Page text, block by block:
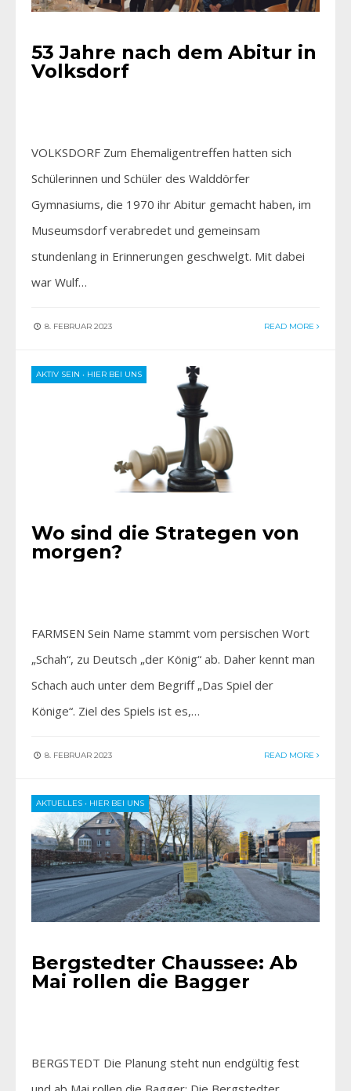
53 Jahre nach dem Abitur in
Volksdorf
VOLKSDORF Zum Ehemaligentreffen hatten sich
Schülerinnen und Schüler des Walddörfer
Gymnasiums, die 1970 ihr Abitur gemacht haben, im
Museumsdorf verabredet und gemeinsam
stundenlang in Erinnerungen geschwelgt. Mit dabei
war Wulf…
8. FEBRUAR 2023 READ MORE
AKTIV SEIN • HIER BEI UNS
Wo sind die Strategen von
morgen?
FARMSEN Sein Name stammt vom persischen Wort
„Schah“, zu Deutsch „der König“ ab. Daher kennt man
Schach auch unter dem Begriff „Das Spiel der
Könige“. Ziel des Spiels ist es,…
8. FEBRUAR 2023 READ MORE
AKTUELLES • HIER BEI UNS
Bergstedter Chaussee: Ab
Mai rollen die Bagger
BERGSTEDT Die Planung steht nun endgültig fest